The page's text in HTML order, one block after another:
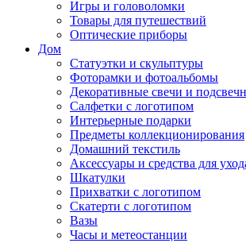
Игры и головоломки
Товары для путешествий
Оптические приборы
Дом
Статуэтки и скульптуры
Фоторамки и фотоальбомы
Декоративные свечи и
Салфетки с логотипом
Интерьерные подарки
Предметы коллекционирования
Домашний текстиль
Аксессуары и средства для
Шкатулки
Прихватки с логотипом
Скатерти с логотипом
Вазы
Часы и метеостанции